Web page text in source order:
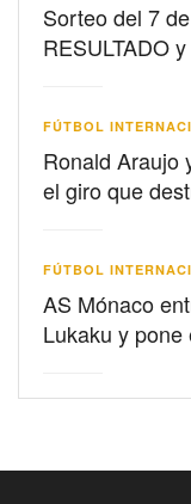
Sorteo del 7
RESULTADO
FÚTBOL
Ronald Araujo
el giro que
FÚTBOL
AS Mónaco
Lukaku y